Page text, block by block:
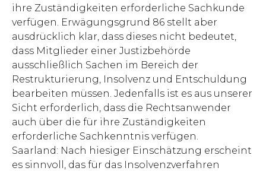
ihre Zuständigkeiten erforderliche Sachkunde
verfügen. Erwägungsgrund 86 stellt aber
ausdrücklich klar, dass dieses nicht bedeutet,
dass Mitglieder einer Justizbehörde
ausschließlich Sachen im Bereich der
Restrukturierung, Insolvenz und Entschuldung
bearbeiten müssen. Jedenfalls ist es aus unserer
Sicht erforderlich, dass die Rechtsanwender
auch über die für ihre Zuständigkeiten
erforderliche Sachkenntnis verfügen.
Saarland: Nach hiesiger Einschätzung erscheint
es sinnvoll, das für das Insolvenzverfahren